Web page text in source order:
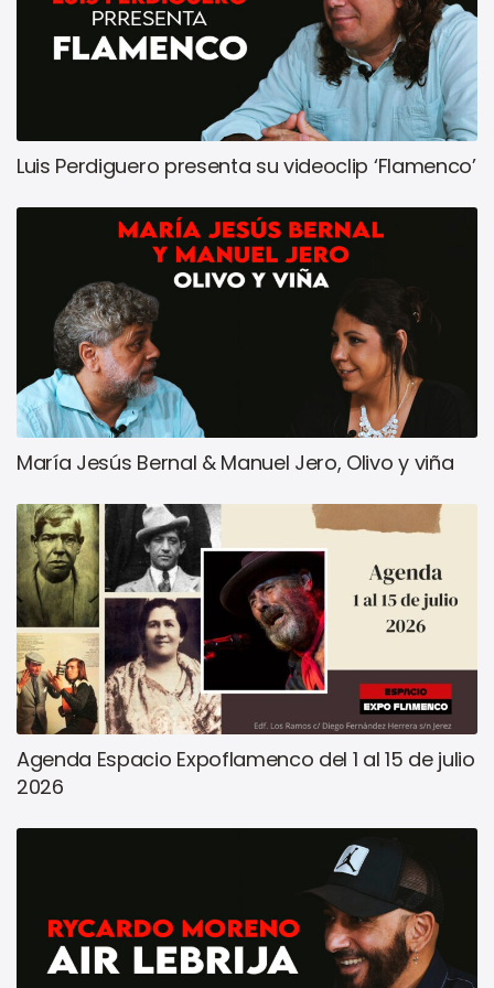
Luis Perdiguero presenta su videoclip ‘Flamenco’
María Jesús Bernal & Manuel Jero, Olivo y viña
Agenda Espacio Expoflamenco del 1 al 15 de julio
2026